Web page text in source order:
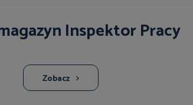
Inspektor Pracy
Zobacz